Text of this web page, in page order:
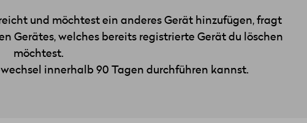
und möchtest ein anderes Gerät hinzufügen, fragt
Gerätes, welches bereits registrierte Gerät du löschen
möchtest.
innerhalb 90 Tagen durchführen kannst.